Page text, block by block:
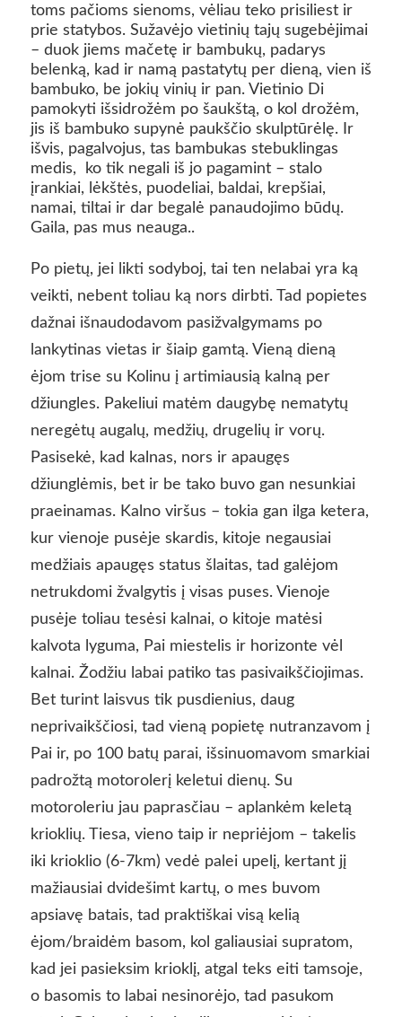
toms pačioms sienoms, vėliau teko prisiliest ir
prie statybos. Sužavėjo vietinių tajų sugebėjimai
– duok jiems mačetę ir bambukų, padarys
belenką, kad ir namą pastatytų per dieną, vien iš
bambuko, be jokių vinių ir pan. Vietinio Di
pamokyti išsidrožėm po šaukštą, o kol drožėm,
jis iš bambuko supynė paukščio skulptūrėlę. Ir
išvis, pagalvojus, tas bambukas stebuklingas
medis, ko tik negali iš jo pagamint – stalo
įrankiai, lėkštės, puodeliai, baldai, krepšiai,
namai, tiltai ir dar begalė panaudojimo būdų.
Gaila, pas mus neauga..
Po pietų, jei likti sodyboj, tai ten nelabai yra ką
veikti, nebent toliau ką nors dirbti. Tad popietes
dažnai išnaudodavom pasižvalgymams po
lankytinas vietas ir šiaip gamtą. Vieną dieną
ėjom trise su Kolinu į artimiausią kalną per
džiungles. Pakeliui matėm daugybę nematytų
neregėtų augalų, medžių, drugelių ir vorų.
Pasisekė, kad kalnas, nors ir apaugęs
džiunglėmis, bet ir be tako buvo gan nesunkiai
praeinamas. Kalno viršus – tokia gan ilga ketera,
kur vienoje pusėje skardis, kitoje negausiai
medžiais apaugęs status šlaitas, tad galėjom
netrukdomi žvalgytis į visas puses. Vienoje
pusėje toliau tesėsi kalnai, o kitoje matėsi
kalvota lyguma, Pai miestelis ir horizonte vėl
kalnai. Žodžiu labai patiko tas pasivaikščiojimas.
Bet turint laisvus tik pusdienius, daug
neprivaikščiosi, tad vieną popietę nutranzavom į
Pai ir, po 100 batų parai, išsinuomavom smarkiai
padrožtą motorolerį keletui dienų. Su
motoroleriu jau paprasčiau – aplankėm keletą
krioklių. Tiesa, vieno taip ir nepriėjom – takelis
iki krioklio (6-7km) vedė palei upelį, kertant jį
mažiausiai dvidešimt kartų, o mes buvom
apsiavę batais, tad praktiškai visą kelią
ėjom/braidėm basom, kol galiausiai supratom,
kad jei pasieksim krioklį, atgal teks eiti tamsoje,
o basomis to labai nesinorėjo, tad pasukom